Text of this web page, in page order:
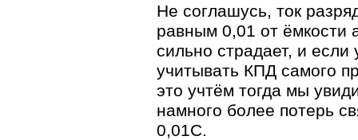
Не соглашусь, ток
равным 0,01 от ёмкости
сильно страдает, и
учитывать КПД самого
это учтём тогда мы
намного более потерь
0,01С.